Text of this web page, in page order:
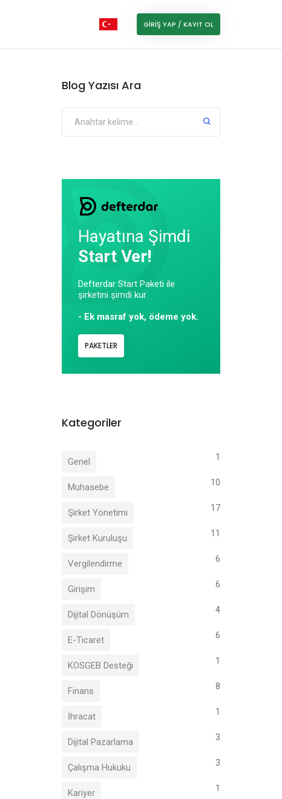
GIRIŞ YAP / KAYIT OL
Blog Yazısı Ara
Hayatına Şimdi
Start Ver!
Defterdar Start Paketi ile
şirketini şimdi kur.
- Ek masraf yok, ödeme yok.
PAKETLER
Kategoriler
Genel 1
Muhasebe 10
Şirket Yönetimi 17
Şirket Kuruluşu 11
Vergilendirme 6
Girişim 6
Dijital Dönüşüm 4
E-Ticaret 6
KOSGEB Desteği 1
Finans 8
İhracat 1
Dijital Pazarlama 3
Çalışma Hukuku 3
Kariyer 1